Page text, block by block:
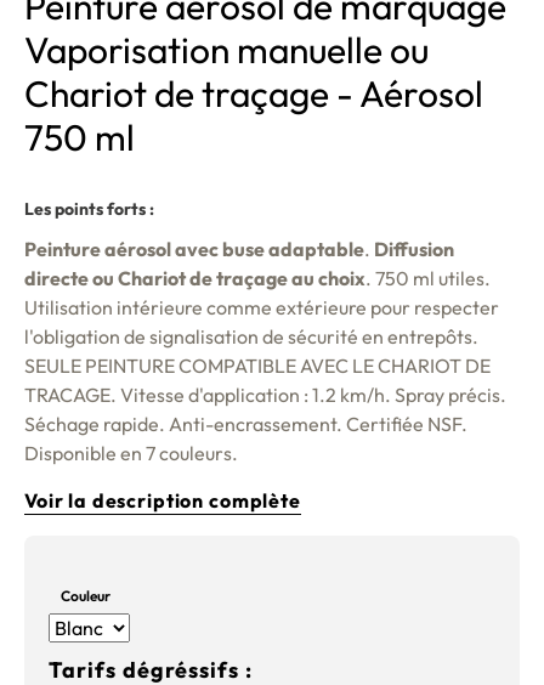
Vaporisation manuelle ou
Chariot de traçage - Aérosol
750 ml
Les points forts :
Peinture aérosol avec buse adaptable. Diffusion
directe ou Chariot de traçage au choix. 750 ml utiles.
Utilisation intérieure comme extérieure pour respecter
l'obligation de signalisation de sécurité en entrepôts.
SEULE PEINTURE COMPATIBLE AVEC LE CHARIOT DE
TRACAGE. Vitesse d'application : 1.2 km/h. Spray précis.
Séchage rapide. Anti-encrassement. Certifiée NSF.
Disponible en 7 couleurs.
Voir la description complète
Couleur
Tarifs dégréssifs :